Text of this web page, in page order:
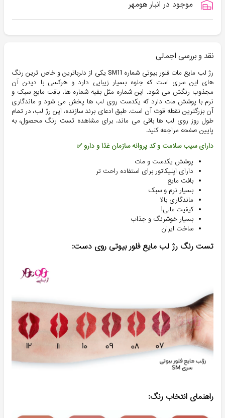
موجود در انبار هومهر
نقد و بررسی اجمالی
رژ لب مایع مات فلور بیوتی شماره SM11 یکی از دلرباترین و خاص ترین رنگ
های این سری است که جلوه بسیار زیبایی دارد و هرکسی با دیدن آن
مجذوب رنگش می شود. این شماره مثل بقیه شماره ها، بافت مایع سبک و
نرم با پوشش مات دارد که یکدست روی لب ها پخش می شود و ماندگاری
آن بزرگترین نقطه قوت آن است. طبق ادعای برند سازنده، این رژ لب، در تمام
طول روز روی لب ها باقی می ماند. برای مشاهده تست رنگ محصول، به
پایین صفحه مراجعه کنید.
دارای سیب سلامت و کد پروانه سازمان غذا و دارو ✅
پوشش یکدست و مات
دارای اپلیکاتور برای استفاده راحت تر
بافت مایع
بسیار نرم و سبک
ماندگاری بالا
کیفیت عالی!
بسیار خوشرنگ و جذاب
ساخت ایران
تست رنگ رژ لب مایع فلور بیوتی روی دست:
راهنمای انتخاب رنگ: